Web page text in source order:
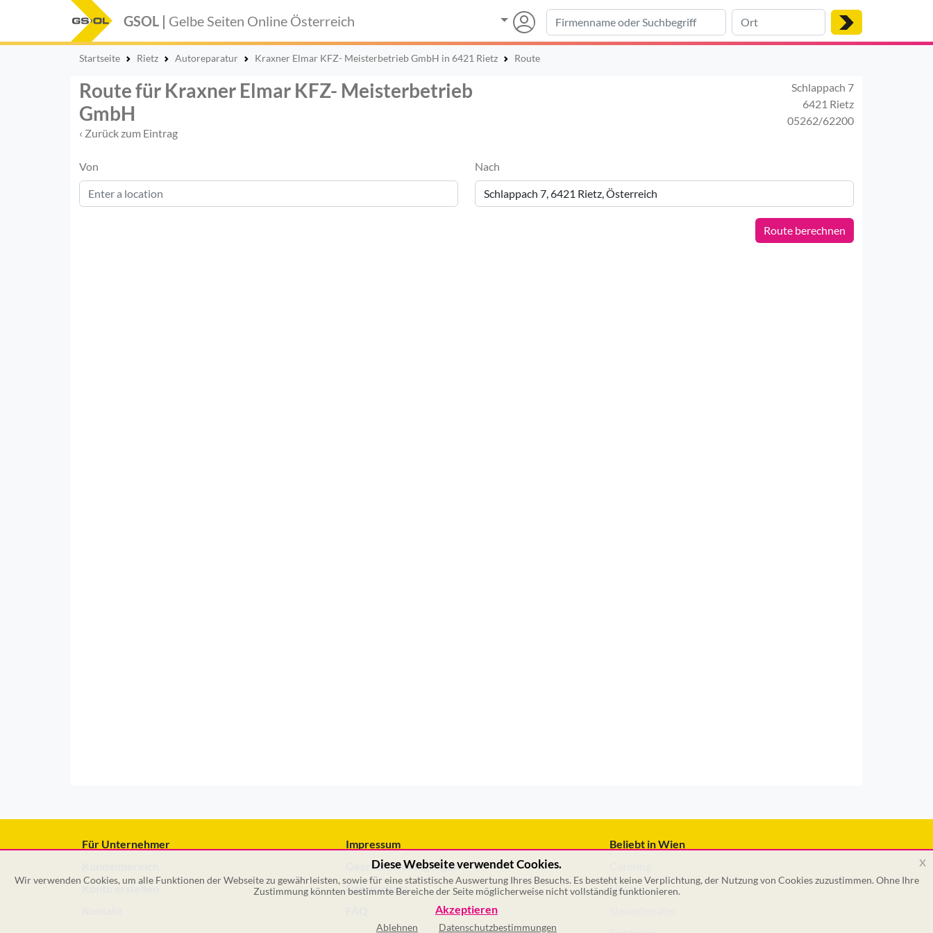
GSOL | Gelbe Seiten Online Österreich
Startseite Rietz Autoreparatur Kraxner Elmar KFZ- Meisterbetrieb GmbH in 6421 Rietz Route
Route für Kraxner Elmar KFZ- Meisterbetrieb
GmbH
‹ Zurück zum Eintrag
Schlappach 7
6421 Rietz
05262/62200
Von Nach
Route berechnen
Für Unternehmer
Konto erstellen
Impressum
Geschäftsbedingungen
Datenschutz
Beliebt in Wien
Notar
Diese Webseite verwendet Cookies.
Wir verwenden Cookies, um alle Funktionen der Webseite zu gewährleisten, sowie für eine statistische Auswertung Ihres Besuchs. Es besteht keine Verplichtung, der Nutzung von Cookies zuzustimmen. Ohne Ihre
Zustimmung könnten bestimmte Bereiche der Seite möglicherweise nicht vollständig funktionieren.
Akzeptieren
Ablehnen Datenschutzbestimmungen
x